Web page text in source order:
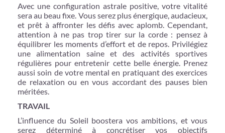
Avec une configuration astrale positive, votre vitalité
sera au beau fixe. Vous serez plus énergique, audacieux,
et prêt à affronter les défis avec aplomb. Cependant,
attention à ne pas trop tirer sur la corde : pensez à
équilibrer les moments d’effort et de repos. Privilégiez
une alimentation saine et des activités sportives
régulières pour entretenir cette belle énergie. Prenez
aussi soin de votre mental en pratiquant des exercices
de relaxation ou en vous accordant des pauses bien
méritées.
TRAVAIL
L’influence du Soleil boostera vos ambitions, et vous
serez déterminé à concrétiser vos objectifs